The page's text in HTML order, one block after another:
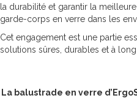
la durabilité et garantir la
garde-corps en verre dans les
Cet engagement est une partie
solutions sûres, durables et à long
La balustrade en verre